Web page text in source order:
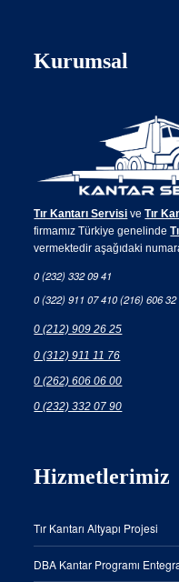
Kurumsal
Tır Kantarı Servisi veTır
firmamız Türkiye genelinde
vermektedir aşağıdaki
0 (232) 332 09 41
0 (322) 911 07 410 (216) 606 32
0 (212) 909 26 25
0 (312) 911 11 76
0 (262) 606 06 00
0 (232) 332 07 90
Hizmetlerimiz
Tır Kantarı Altyapı Projesi
DBA Kantar Programı